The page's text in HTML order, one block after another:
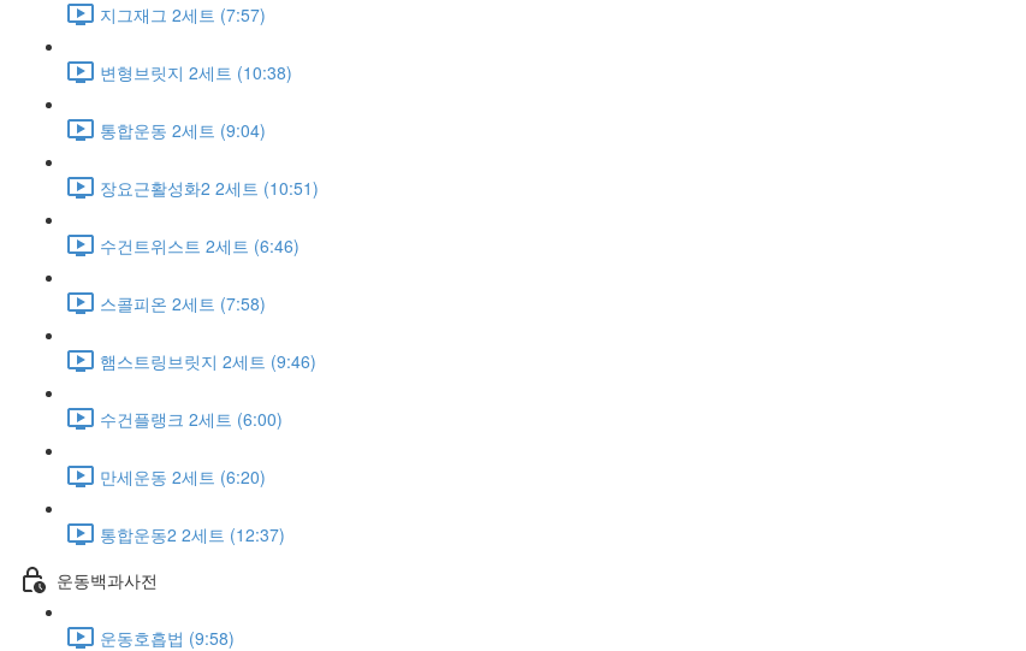
지그재그 2세트 (7:57)
변형브릿지 2세트 (10:38)
통합운동 2세트 (9:04)
장요근활성화2 2세트 (10:51)
수건트위스트 2세트 (6:46)
스콜피온 2세트 (7:58)
햄스트링브릿지 2세트 (9:46)
수건플랭크 2세트 (6:00)
만세운동 2세트 (6:20)
통합운동2 2세트 (12:37)
운동백과사전
운동호흡법 (9:58)